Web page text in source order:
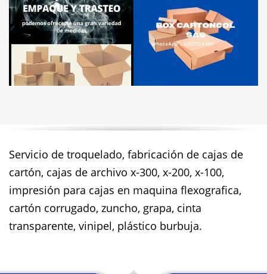
Servicio de troquelado, fabricación de cajas de
cartón, cajas de archivo x-300, x-200, x-100,
impresión para cajas en maquina flexografica,
cartón corrugado, zuncho, grapa, cinta
transparente, vinipel, plástico burbuja.